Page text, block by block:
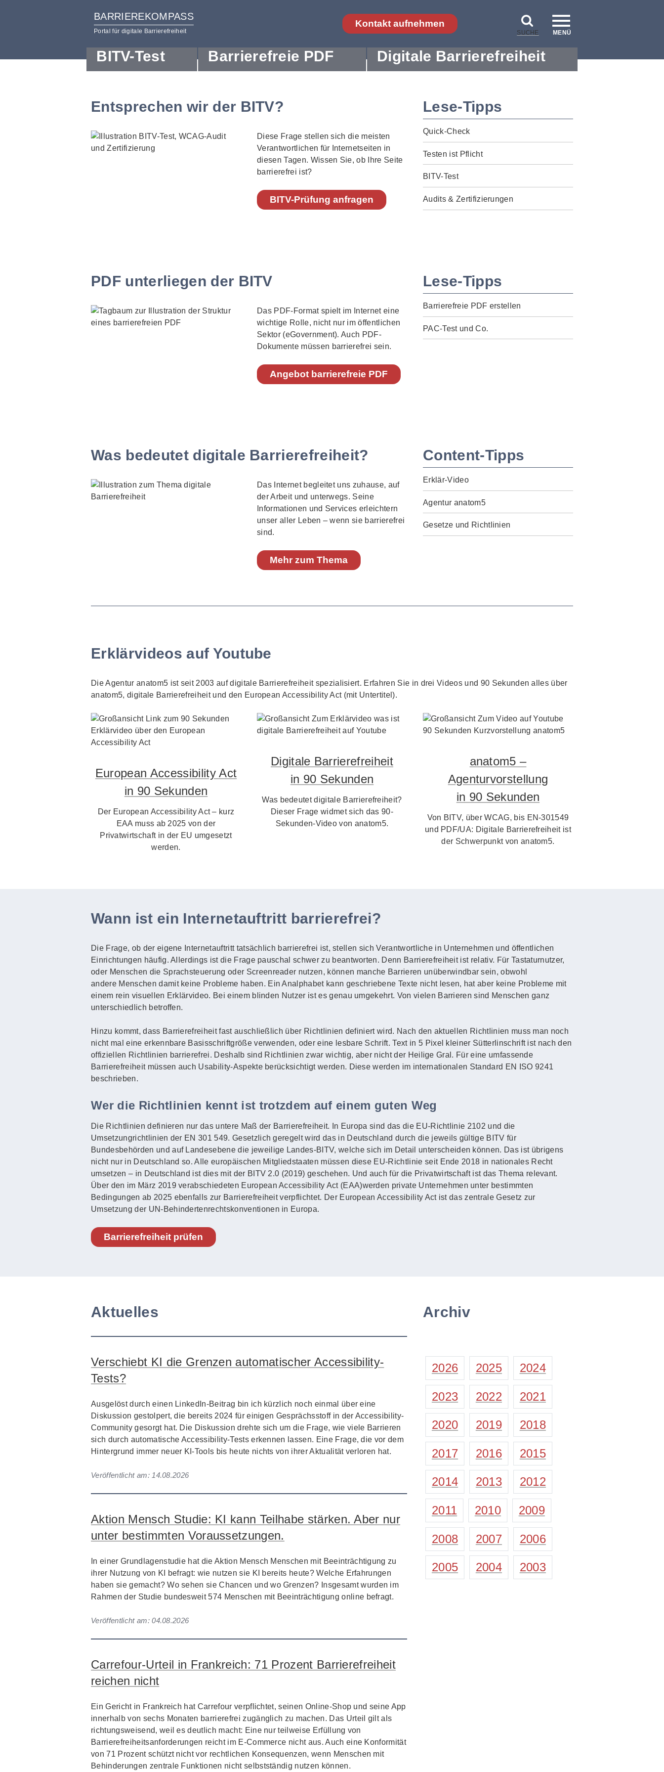
BARRIEREKOMPASS
Portal für digitale Barrierefreiheit
Kontakt aufnehmen
SUCHE MENÜ
BITV-Test Barrierefreie PDF Digitale Barrierefreiheit
Entsprechen wir der BITV?
Diese Frage stellen sich die meisten
Verantwortlichen für Internetseiten in
diesen Tagen. Wissen Sie, ob Ihre Seite
barrierefrei ist?
BITV-Prüfung anfragen
Lese-Tipps
Quick-Check
Testen ist Pflicht
BITV-Test
Audits & Zertifizierungen
PDF unterliegen der BITV
Das PDF-Format spielt im Internet eine
wichtige Rolle, nicht nur im öffentlichen
Sektor (eGovernment). Auch PDF-
Dokumente müssen barrierefrei sein.
Angebot barrierefreie PDF
Lese-Tipps
Barrierefreie PDF erstellen
PAC-Test und Co.
Was bedeutet digitale Barrierefreiheit?
Das Internet begleitet uns zuhause, auf
der Arbeit und unterwegs. Seine
Informationen und Services erleichtern
unser aller Leben – wenn sie barrierefrei
sind.
Mehr zum Thema
Content-Tipps
Erklär-Video
Agentur anatom5
Gesetze und Richtlinien
Erklärvideos auf Youtube
Die Agentur anatom5 ist seit 2003 auf digitale Barrierefreiheit spezialisiert. Erfahren Sie in drei Videos und 90 Sekunden alles über
anatom5, digitale Barrierefreiheit und den European Accessibility Act (mit Untertitel).
European Accessibility Act
in 90 Sekunden
Der European Accessibility Act – kurz
EAA muss ab 2025 von der
Privatwirtschaft in der EU umgesetzt
werden.
Digitale Barrierefreiheit
in 90 Sekunden
Was bedeutet digitale Barrierefreiheit?
Dieser Frage widmet sich das 90-
Sekunden-Video von anatom5.
anatom5 –
Agenturvorstellung
in 90 Sekunden
Von BITV, über WCAG, bis EN-301549
und PDF/UA: Digitale Barrierefreiheit ist
der Schwerpunkt von anatom5.
Wann ist ein Internetauftritt barrierefrei?
Die Frage, ob der eigene Internetauftritt tatsächlich barrierefrei ist, stellen sich Verantwortliche in Unternehmen und öffentlichen
Einrichtungen häufig. Allerdings ist die Frage pauschal schwer zu beantworten. Denn Barrierefreiheit ist relativ. Für Tastaturnutzer,
oder Menschen die Sprachsteuerung oder Screenreader nutzen, können manche Barrieren unüberwindbar sein, obwohl
andere Menschen damit keine Probleme haben. Ein Analphabet kann geschriebene Texte nicht lesen, hat aber keine Probleme mit
einem rein visuellen Erklärvideo. Bei einem blinden Nutzer ist es genau umgekehrt. Von vielen Barrieren sind Menschen ganz
unterschiedlich betroffen.
Hinzu kommt, dass Barrierefreiheit fast auschließlich über Richtlinien definiert wird. Nach den aktuellen Richtlinien muss man noch
nicht mal eine erkennbare Basisschriftgröße verwenden, oder eine lesbare Schrift. Text in 5 Pixel kleiner Sütterlinschrift ist nach den
offiziellen Richtlinien barrierefrei. Deshalb sind Richtlinien zwar wichtig, aber nicht der Heilige Gral. Für eine umfassende
Barrierefreiheit müssen auch Usability-Aspekte berücksichtigt werden. Diese werden im internationalen Standard EN ISO 9241
beschrieben.
Wer die Richtlinien kennt ist trotzdem auf einem guten Weg
Die Richtlinien definieren nur das untere Maß der Barrierefreiheit. In Europa sind das die EU-Richtlinie 2102 und die
Umsetzungrichtlinien der EN 301 549. Gesetzlich geregelt wird das in Deutschland durch die jeweils gültige BITV für
Bundesbehörden und auf Landesebene die jeweilige Landes-BITV, welche sich im Detail unterscheiden können. Das ist übrigens
nicht nur in Deutschland so. Alle europäischen Mitgliedstaaten müssen diese EU-Richtlinie seit Ende 2018 in nationales Recht
umsetzen – in Deutschland ist dies mit der BITV 2.0 (2019) geschehen. Und auch für die Privatwirtschaft ist das Thema relevant.
Über den im März 2019 verabschiedeten European Accessibility Act (EAA)werden private Unternehmen unter bestimmten
Bedingungen ab 2025 ebenfalls zur Barrierefreiheit verpflichtet. Der European Accessibility Act ist das zentrale Gesetz zur
Umsetzung der UN-Behindertenrechtskonventionen in Europa.
Barrierefreiheit prüfen
Aktuelles
Verschiebt KI die Grenzen automatischer Accessibility-
Tests?
Ausgelöst durch einen LinkedIn-Beitrag bin ich kürzlich noch einmal über eine
Diskussion gestolpert, die bereits 2024 für einigen Gesprächsstoff in der Accessibility-
Community gesorgt hat. Die Diskussion drehte sich um die Frage, wie viele Barrieren
sich durch automatische Accessibility-Tests erkennen lassen. Eine Frage, die vor dem
Hintergrund immer neuer KI-Tools bis heute nichts von ihrer Aktualität verloren hat.
Veröffentlicht am: 14.08.2026
Aktion Mensch Studie: KI kann Teilhabe stärken. Aber nur
unter bestimmten Voraussetzungen.
In einer Grundlagenstudie hat die Aktion Mensch Menschen mit Beeinträchtigung zu
ihrer Nutzung von KI befragt: wie nutzen sie KI bereits heute? Welche Erfahrungen
haben sie gemacht? Wo sehen sie Chancen und wo Grenzen? Insgesamt wurden im
Rahmen der Studie bundesweit 574 Menschen mit Beeinträchtigung online befragt.
Veröffentlicht am:04.08.2026
Carrefour-Urteil in Frankreich: 71 Prozent Barrierefreiheit
reichen nicht
Ein Gericht in Frankreich hat Carrefour verpflichtet, seinen Online-Shop und seine App
innerhalb von sechs Monaten barrierefrei zugänglich zu machen. Das Urteil gilt als
richtungsweisend, weil es deutlich macht: Eine nur teilweise Erfüllung von
Barrierefreiheitsanforderungen reicht im E-Commerce nicht aus. Auch eine Konformität
von 71 Prozent schützt nicht vor rechtlichen Konsequenzen, wenn Menschen mit
Behinderungen zentrale Funktionen nicht selbstständig nutzen können.
Archiv
2026 2025 2024
2023 2022 2021
2020 2019 2018
2017 2016 2015
2014 2013 2012
2011 2010 2009
2008 2007 2006
2005 2004 2003